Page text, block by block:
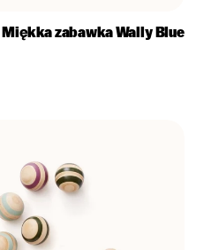
Miękka zabawka Wally Blue